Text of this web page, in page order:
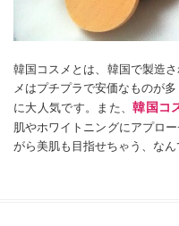
韓国コスメとは、韓国で製造
メはプチプラで安価なものが
に大人気です。また、韓国コ
肌やホワイトニングにアプロ
がら美肌も目指せちゃう、なん